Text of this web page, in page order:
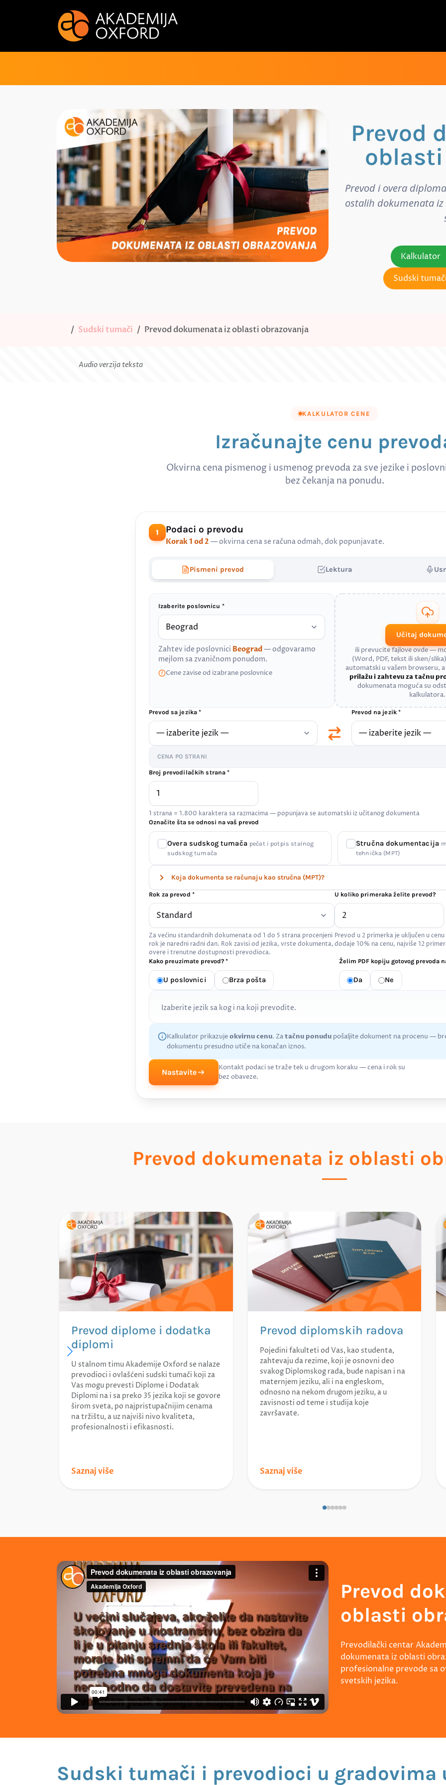
Prevod
Prevod i overa
ostalih dokumenata
Kalkulator
Sudski
Sudski tumači Prevod dokumenata iz oblasti obrazovanja
Audio verzija teksta
KALKULATOR CENE
Izračunajte cenu
Okvirna cena pismenog i usmenog prevoda za sve jezike i
bez čekanja na ponudu.
1 Podaci o prevodu
Korak 1 od 2 — okvirna cena se računa odmah, dok popunjavate.
Pismeni prevod Lektura
Izaberite poslovnicu *
Zahtev ide poslovnici Beograd— odgovaramo
mejlom sa zvaničnom ponudom.
Cene zavise od izabrane poslovnice
Učitaj
ili prevucite fajlove ovde —
(Word, PDF, tekst ili sken/
automatski u vašem browseru, a
prilažu i zahtevu za tačnu
dokumenata moguća su
kalkulatora.
Prevod sa jezika * Prevod na jezik *
CENA PO STRANI
Broj prevodilačkih strana *
1 strana = 1.800 karaktera sa razmacima — popunjava se automatski iz učitanog dokumenta
Označite šta se odnosi na vaš prevod
Overa sudskog tumača pečat i potpis stalnog
sudskog tumača
Stručna dokumentacija
tehnička (MPT)
Koja dokumenta se računaju kao stručna (MPT)?
Rok za prevod *
Za većinu standardnih dokumenata od 1 do 5 strana procenjeni
rok je naredni radni dan. Rok zavisi od jezika, vrste dokumenta,
overe i trenutne dostupnosti prevodioca.
U koliko primeraka želite prevod?
Prevod u 2 primerka je uključen u
dodaje 10% na cenu, najviše 12
Kako preuzimate prevod? *
U poslovnici Brza pošta
Želim PDF kopiju gotovog prevoda
Da Ne
Izaberite jezik sa kog i na koji prevodite.
Kalkulator prikazujeokvirnu cenu. Zatačnu ponudu pošaljite dokument na procenu —
dokumentu presudno utiče na konačan iznos.
Nastavite
Kontakt podaci se traže tek u drugom koraku — cena i rok su
bez obaveze.
Prevod dokumenata iz oblasti
Prevod diplome i dodatka
diplomi
U stalnom timu Akademije Oxford se nalaze
prevodioci i ovlašćeni sudski tumači koji za
Vas mogu prevesti Diplome i Dodatak
Diplomi na i sa preko 35 jezika koji se govore
širom sveta, po najpristupačnijim cenama
na tržištu, a uz najviši nivo kvaliteta,
profesionalnosti i efikasnosti.
Saznaj više
Prevod diplomskih radova
Pojedini fakulteti od Vas, kao studenta,
zahtevaju da rezime, koji je osnovni deo
svakog Diplomskog rada, bude napisan i na
maternjem jeziku, ali i na engleskom,
odnosno na nekom drugom jeziku, a u
zavisnosti od teme i studija koje
završavate.
Saznaj više
Prevod
oblasti
Prevodilački centar
dokumenata iz oblasti
profesionalne prevode sa
svetskih jezika.
Sudski tumači i prevodioci u gradovima